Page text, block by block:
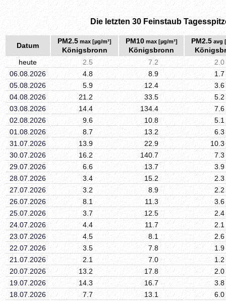
Die letzten 30 Feinstaub
Datum
PM2.5 max [µg/m³]
Königsbronn
PM10max [µg/m³]
Königsbronn
PM2.5avg
heute
2.5 7.2
2.0
06.08.2026
4.8 8.9
1.7
05.08.2026
5.9 12.4
3.6
04.08.2026
21.2 33.5
5.2
03.08.2026
14.4 134.4
7.6
02.08.2026
9.6 10.8
5.1
01.08.2026
8.7 13.2
6.3
31.07.2026
13.9 22.9
10.3
30.07.2026
16.2 140.7
7.3
29.07.2026
6.6 13.7
3.9
28.07.2026
3.4 15.2
2.3
27.07.2026
3.2 8.9
2.2
26.07.2026
8.1 11.3
3.6
25.07.2026
3.7 12.5
2.4
24.07.2026
4.4 11.7
2.1
23.07.2026
4.5 8.1
2.6
22.07.2026
3.5 7.8
1.9
21.07.2026
2.1 7.0
1.2
20.07.2026
13.2 17.8
2.0
19.07.2026
14.3 16.7
3.8
18.07.2026
7.7 13.1
6.0